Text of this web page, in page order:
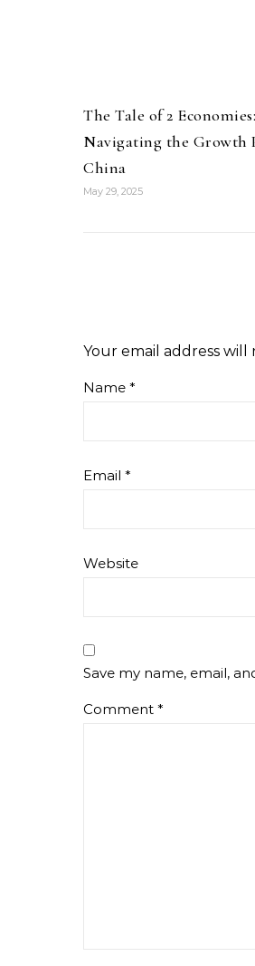
The Tale of 2 Economies:
Navigating the Growth
China
May 29, 2025
Your email address
Name *
Email *
Website
Save my name, email,
Comment *